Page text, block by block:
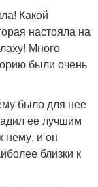
Какой
настояла на
Много
были очень
было для нее
ее лучшим
нему, и он
близки к